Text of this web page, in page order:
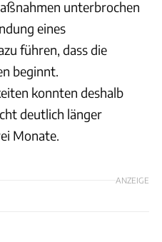
unterbrochen
eines
führen, dass die
beginnt.
konnten deshalb
deutlich länger
Monate.
ANZEIGE